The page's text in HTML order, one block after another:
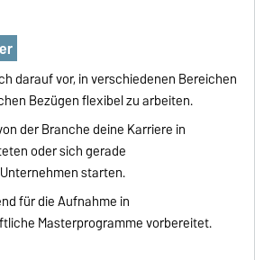
darauf vor, in verschiedenen Bereichen
Bezügen flexibel zu arbeiten.
der Branche deine Karriere in
oder sich gerade
starten.
für die Aufnahme in
Masterprogramme vorbereitet.